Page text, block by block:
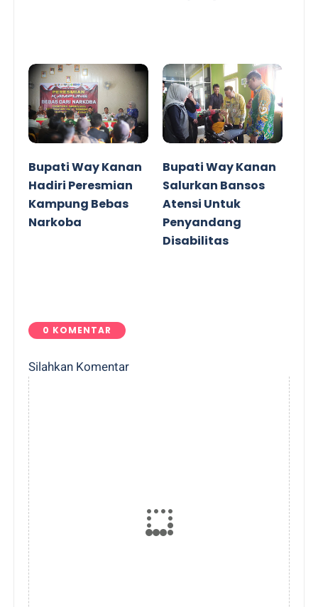
Bupati Way Kanan
Hadiri Peresmian
Kampung Bebas
Narkoba
Bupati Way Kanan
Salurkan Bansos
Atensi Untuk
Penyandang
Disabilitas
0 KOMENTAR
Silahkan Komentar